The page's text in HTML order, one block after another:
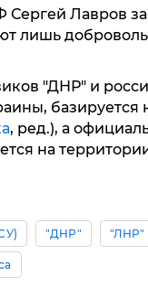
Лавров
лишь
"ДНР" и
базируется
, ред.), а
на
"ДНР" "ЛНР"